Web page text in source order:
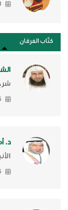
3
كتَّاب الفرقان
5
د.
5